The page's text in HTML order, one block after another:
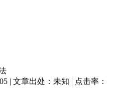
| 文章出处：未知 | 点击率：